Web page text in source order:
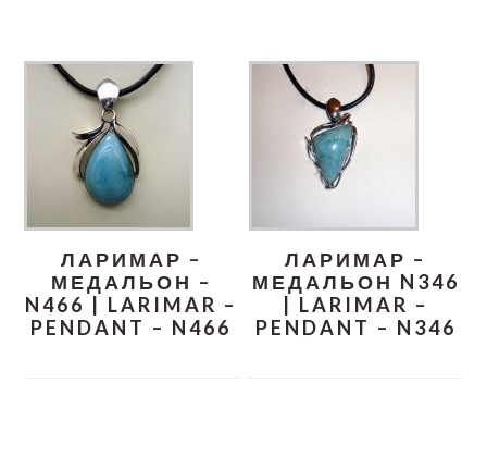
ЛАРИМАР –
МЕДАЛЬОН –
N466 | LARIMAR –
PENDANT – N466
ЛАРИМАР –
МЕДАЛЬОН N346
| LARIMAR –
PENDANT – N346